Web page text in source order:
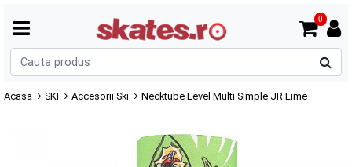
0
Acasa SKI Accesorii Ski Necktube Level Multi Simple JR Lime